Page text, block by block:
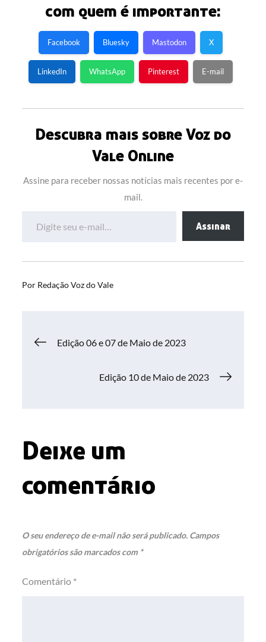
com quem é importante:
Facebook Bluesky Mastodon X
LinkedIn WhatsApp Pinterest E-mail
Descubra mais sobre Voz do
Vale Online
Assine para receber nossas notícias mais recentes por e-
mail.
Assinar
Por Redação Voz do Vale
Navegação
Edição 06 e 07 de Maio de 2023
Edição 10 de Maio de 2023
Deixe um
comentário
O seu endereço de e-mail não será publicado. Campos
obrigatórios são marcados com *
Comentário *